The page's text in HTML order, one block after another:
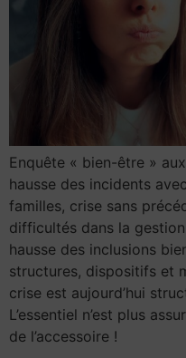
Enquête « bien-être »
hausse des incidents
familles, crise sans
difficultés dans la
hausse des inclusions
structures, dispositifs et
crise est aujourd’hui
L’essentiel n’est plus
de l’accessoire !